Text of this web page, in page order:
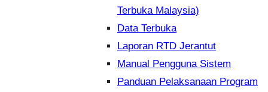
Terbuka Malaysia)
Data Terbuka
Laporan RTD Jerantut
Manual Pengguna Sistem
Panduan Pelaksanaan Program